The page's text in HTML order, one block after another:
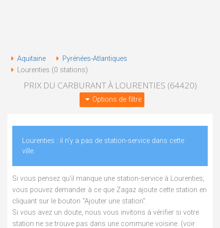
Aquitaine
Pyrénées-Atlantiques
Lourenties (0 stations)
PRIX DU CARBURANT À LOURENTIES (64420)
Options de filtre
Lourenties : il n'y a pas de station-service dans cette
ville.
Si vous pensez qu'il manque une station-service à Lourenties,
vous pouvez demander à ce que Zagaz ajoute cette station en
cliquant sur le bouton "Ajouter une station".
Si vous avez un doute, nous vous invitons à vérifier si votre
station ne se trouve pas dans une commune voisine. (voir